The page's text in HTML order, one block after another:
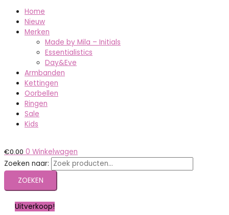
Home
Nieuw
Merken
Made by Mila – Initials
Essentialistics
Day&Eve
Armbanden
Kettingen
Oorbellen
Ringen
Sale
Kids
€0.00 0 Winkelwagen
Zoeken naar:
ZOEKEN
Uitverkoop!